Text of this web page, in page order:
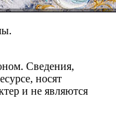
Сведения,
носят
и не являются